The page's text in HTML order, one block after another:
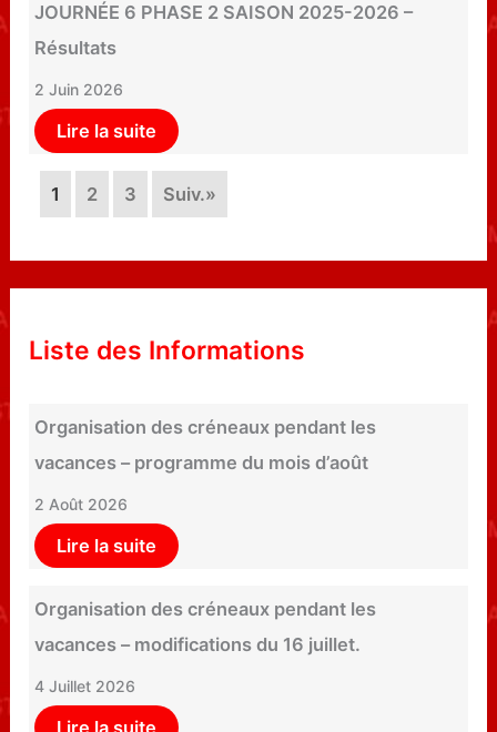
JOURNÉE 6 PHASE 2 SAISON 2025-2026 –
Résultats
2 Juin 2026
Lire la suite
1 2 3 Suiv.»
Liste des Informations
Organisation des créneaux pendant les
vacances – programme du mois d’août
2 Août 2026
Lire la suite
Organisation des créneaux pendant les
vacances – modifications du 16 juillet.
4 Juillet 2026
Lire la suite